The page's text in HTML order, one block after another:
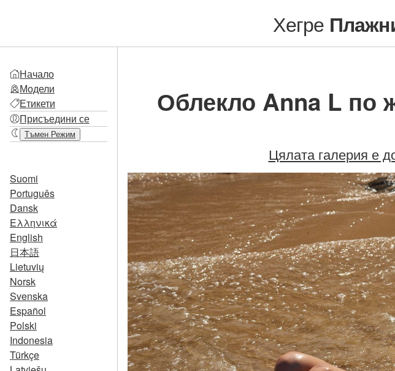
Хегре
Начало
Модели
Етикети
Присъедини се
Тъмен Режим
Suomi
Português
Dansk
Ελληνικά
English
日本語
Lietuvių
Norsk
Svenska
Español
Polski
Indonesia
Türkçe
Облекло Anna L по
Цялата галерия е